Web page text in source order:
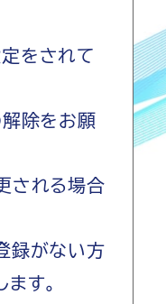
をされて
除をお願
される場合
録がない方
す。